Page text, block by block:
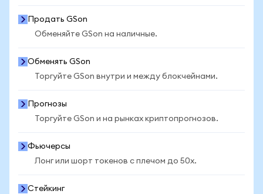
Продать GSon
Обменяйте GSon на наличные.
Обменять GSon
Торгуйте GSon внутри и между блокчейнами.
Прогнозы
Торгуйте GSon и на рынках криптопрогнозов.
Фьючерсы
Лонг или шорт токенов с плечом до 50x.
Стейкинг